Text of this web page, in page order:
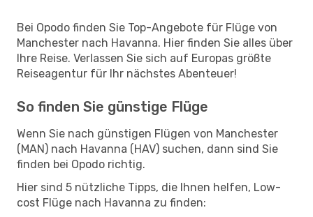
Bei Opodo finden Sie Top-Angebote für Flüge von
Manchester nach Havanna. Hier finden Sie alles über
Ihre Reise. Verlassen Sie sich auf Europas größte
Reiseagentur für Ihr nächstes Abenteuer!
So finden Sie günstige Flüge
Wenn Sie nach günstigen Flügen von Manchester
(MAN) nach Havanna (HAV) suchen, dann sind Sie
finden bei Opodo richtig.
Hier sind 5 nützliche Tipps, die Ihnen helfen, Low-
cost Flüge nach Havanna zu finden: